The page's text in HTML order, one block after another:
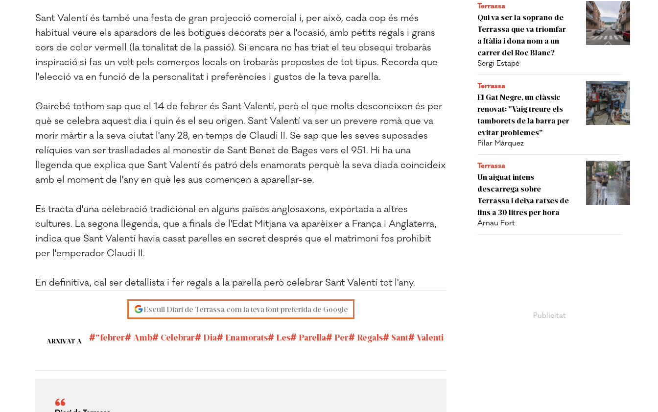
Terrassa
Qui va ser la soprano de
Terrassa que va triomfar
a Itàlia i dona nom a un
carrer del Roc Blanc?
Sergi Estapé
Terrassa
El Gat Negre, un clàssic
renovat: "Vaig treure els
tamborets de la barra per
evitar problemes"
Pilar Màrquez
Terrassa
Un aiguat intens
descarrega sobre
Terrassa i deixa ratxes de
fins a 30 litres per hora
Arnau Fort
Sant Valentí és també una festa de gran projecció comercial i, per això, cada cop és més
habitual veure els aparadors de les botigues decorats per a l'ocasió, amb petits regals i grans
cors de color vermell (la tonalitat de la passió). Si encara no has triat el teu obsequi trobaràs
inspiració si fas un volt pels comerços locals on trobaràs propostes de tot tipus. Recorda que
l'elecció va en funció de la personalitat i preferències i gustos de la teva parella.
Gairebé tothom sap que el 14 de febrer és Sant Valentí, però el que molts desconeixen és per
què se celebra aquest dia i quin és el seu origen. Sant Valentí va ser un prevere romà que va
morir màrtir a la seva ciutat l'any 28, en temps de Claudi II. Se sap que les seves suposades
relíquies van ser traslladades al monestir de Sant Benet de Bages vers el 951. Hi ha una
llegenda que explica que Sant Valentí és patró dels enamorats perquè la seva diada coincideix
amb el moment de l'any en què les aus comencen a aparellar-se.
Es tracta d'una celebració tradicional en alguns països anglosaxons, exportada a altres
cultures. La segona llegenda, que a finals de l'Edat Mitjana va aparèixer a França i Anglaterra,
indica que Sant Valentí havia casat parelles en secret després que el matrimoni fos prohibit
per l'emperador Claudi II.
En definitiva, cal ser detallista i fer regals a la parella però celebrar Sant Valentí tot l'any.
Escull Diari de Terrassa com la teva font preferida de Google
ARXIVAT A "febrer Amb Celebrar Dia Enamorats Les Parella Per Regals Sant Valenti